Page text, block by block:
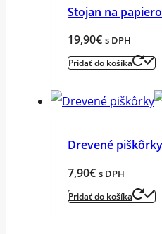
Stojan na
19,90€ s DPH
Pridať do košíka
Drevené piškôrky
7,90€ s DPH
Pridať do košíka